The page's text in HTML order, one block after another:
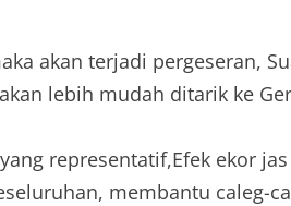
akan terjadi pergeseran,
lebih mudah ditarik ke
representatif,Efek ekor
membantu caleg-